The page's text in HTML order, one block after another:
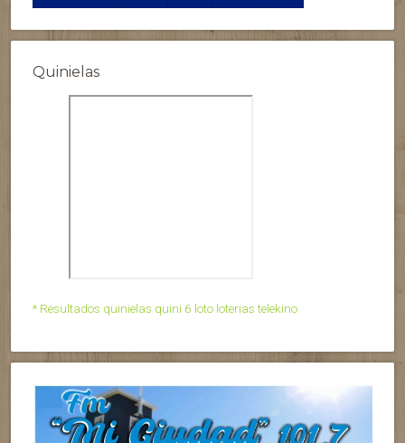
Quinielas
* Resultados quinielas quini 6 loto loterias telekino